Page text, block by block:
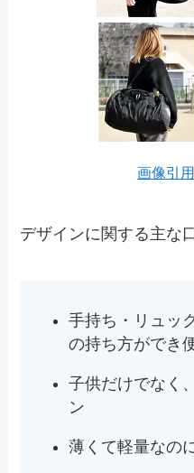
画像引
デザインに関する主な
手持ち・リュッ
の持ち方ができ
子供だけでなく
ン
薄くて軽量なの